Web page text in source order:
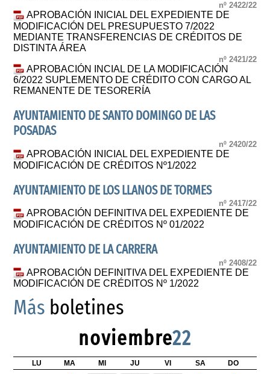
nº 2422/22
APROBACIÓN INICIAL DEL EXPEDIENTE DE
MODIFICACIÓN DEL PRESUPUESTO 7/2022
MEDIANTE TRANSFERENCIAS DE CRÉDITOS DE
DISTINTA ÁREA
nº 2421/22
APROBACIÓN INCIAL DE LA MODIFICACIÓN
6/2022 SUPLEMENTO DE CRÉDITO CON CARGO AL
REMANENTE DE TESORERÍA
AYUNTAMIENTO DE SANTO DOMINGO DE LAS
POSADAS
nº 2420/22
APROBACIÓN INICIAL DEL EXPEDIENTE DE
MODIFICACIÓN DE CRÉDITOS Nº1/2022
AYUNTAMIENTO DE LOS LLANOS DE TORMES
nº 2417/22
APROBACIÓN DEFINITIVA DEL EXPEDIENTE DE
MODIFICACIÓN DE CRÉDITOS Nº 01/2022
AYUNTAMIENTO DE LA CARRERA
nº 2408/22
APROBACIÓN DEFINITIVA DEL EXPEDIENTE DE
MODIFICACIÓN DE CRÉDITOS Nº 1/2022
Más boletines
noviembre22
LU MA MI JU VI SA DO